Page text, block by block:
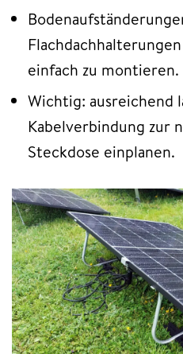
einfach zu montieren.
Wichtig: ausreichend
Kabelverbindung zur
Steckdose einplanen.